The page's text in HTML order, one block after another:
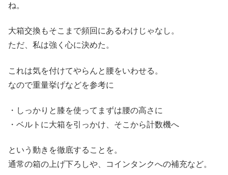
ね。
大箱交換もそこまで頻回にあるわけじゃなし。
ただ、私は強く心に決めた。
これは気を付けてやらんと腰をいわせる。
なので重量挙げなどを参考に
・しっかりと膝を使ってまずは腰の高さに
・ベルトに大箱を引っかけ、そこから計数機へ
という動きを徹底することを。
通常の箱の上げ下ろしや、コインタンクへの補充など。